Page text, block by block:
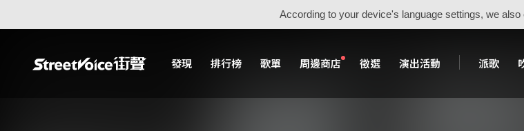
According to your device's language settings, we also
發現 排行榜 歌單 周邊商店 徵選 演出活動 派歌